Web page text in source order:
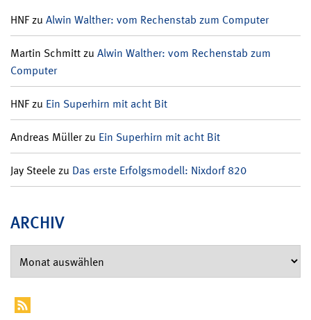
HNFzu Alwin Walther: vom Rechenstab zum Computer
Martin Schmittzu Alwin Walther: vom Rechenstab zum
Computer
HNFzu Ein Superhirn mit acht Bit
Andreas Müllerzu Ein Superhirn mit acht Bit
Jay Steelezu Das erste Erfolgsmodell: Nixdorf 820
ARCHIV